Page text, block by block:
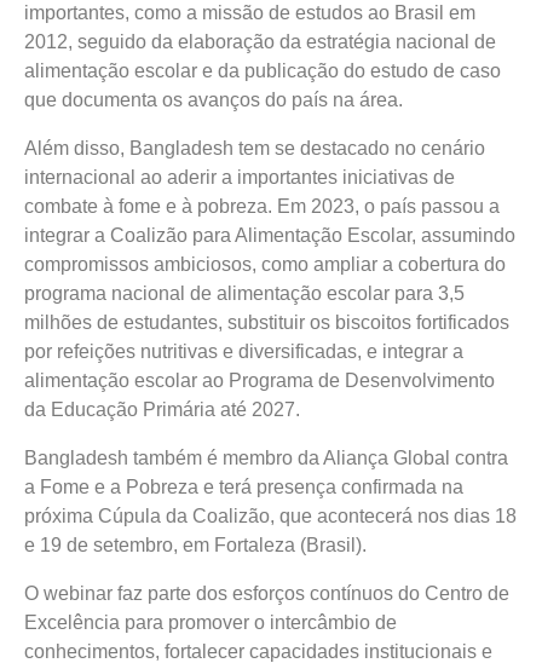
importantes, como a missão de estudos ao Brasil em
2012, seguido da elaboração da estratégia nacional de
alimentação escolar e da publicação do estudo de caso
que documenta os avanços do país na área.
Além disso, Bangladesh tem se destacado no cenário
internacional ao aderir a importantes iniciativas de
combate à fome e à pobreza. Em 2023, o país passou a
integrar a Coalizão para Alimentação Escolar, assumindo
compromissos ambiciosos, como ampliar a cobertura do
programa nacional de alimentação escolar para 3,5
milhões de estudantes, substituir os biscoitos fortificados
por refeições nutritivas e diversificadas, e integrar a
alimentação escolar ao Programa de Desenvolvimento
da Educação Primária até 2027.
Bangladesh também é membro da Aliança Global contra
a Fome e a Pobreza e terá presença confirmada na
próxima Cúpula da Coalizão, que acontecerá nos dias 18
e 19 de setembro, em Fortaleza (Brasil).
O webinar faz parte dos esforços contínuos do Centro de
Excelência para promover o intercâmbio de
conhecimentos, fortalecer capacidades institucionais e